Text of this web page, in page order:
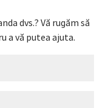
dvs.? Vă rugăm să
vă putea ajuta.